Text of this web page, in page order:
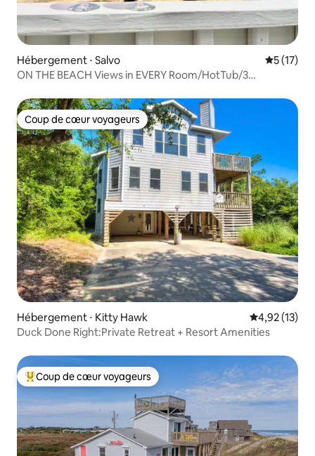
Hébergement ⋅ Salvo
5 (17)
ON THE BEACH Views in EVERY Room/HotTub/3
Coup de cœur voyageurs
Coup de cœur voyageurs
Hébergement ⋅ Kitty Hawk Évaluation
4,92 (13)
Duck Done Right:Private Retreat + Resort Amenities
Coups de cœur voyageurs les plus appréciés
Coup de cœur voyageurs